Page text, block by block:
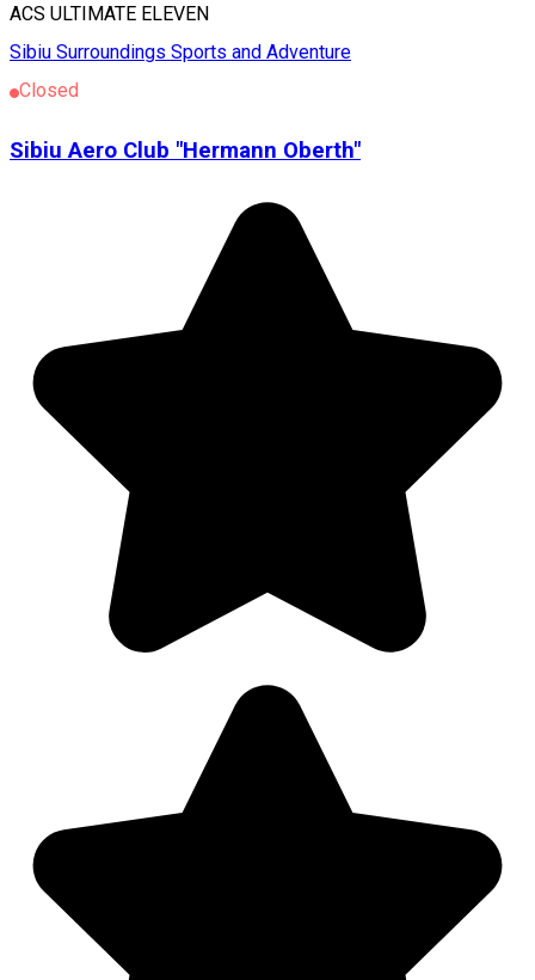
ACS ULTIMATE ELEVEN
Sibiu Surroundings Sports and Adventure
Closed
Sibiu Aero Club "Hermann Oberth"